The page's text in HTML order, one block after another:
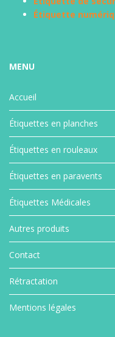
Étiquette
MENU
Accueil
Étiquettes en planches
Étiquettes en rouleaux
Étiquettes en paravents
Étiquettes Médicales
Autres produits
Contact
Rétractation
Mentions légales